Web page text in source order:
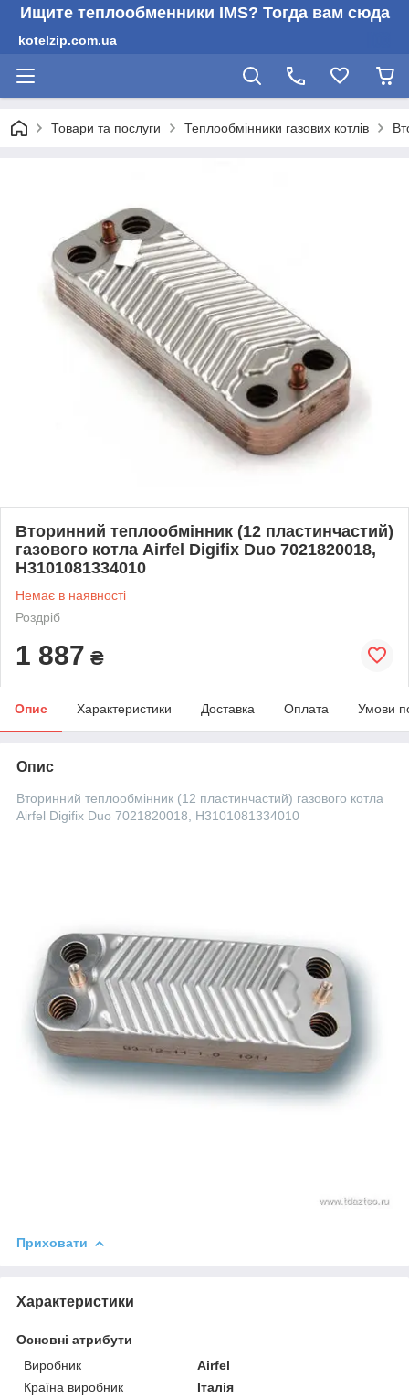
Ищите теплообменники IMS? Тогда вам сюда
kotelzip.com.ua
Товари та послуги Теплообмінники газових котлів
Вторинний теплообмінник (12 пластинчастий)
газового котла Airfel Digifix Duo 7021820018,
H3101081334010
Немає в наявності
Роздріб
1 887 ₴
Опис Характеристики Доставка Оплата Умови
Опис
Вторинний теплообмінник (12 пластинчастий) газового котла
Airfel Digifix Duo 7021820018, H3101081334010
Приховати
Характеристики
Основні атрибути
Виробник
Airfel
Країна виробник
Італія